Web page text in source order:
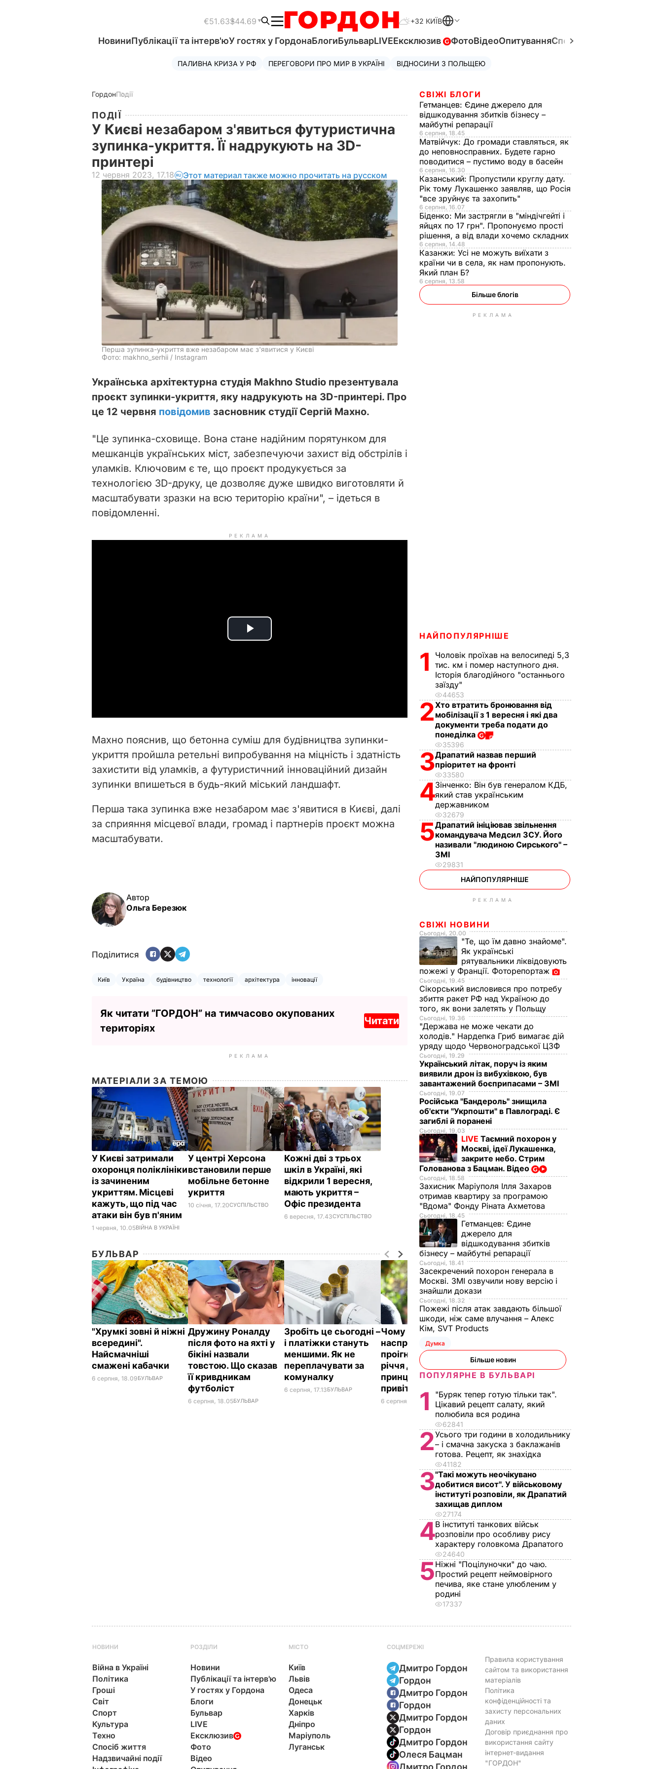
€51.63$44.69 +32 КИЇВ
НовиниПублікації та інтерв'юУ гостях у ГордонаБлогиБульварLIVEЕксклюзив ФотоВідеоОпитуванняСпецпроєкти
ПАЛИВНА КРИЗА У РФ ПЕРЕГОВОРИ ПРО МИР В УКРАЇНІ ВІДНОСИНИ З ПОЛЬЩЕЮ
ГордонПодії
ПОДІЇ
У Києві незабаром з'явиться футуристична
зупинка-укриття. Її надрукують на 3D-
принтері
12 червня 2023, 17.18 Этот материал также можно прочитать на русском
Перша зупинка-укриття вже незабаром має з'явитися у Києві
Фото: makhno_serhii / Instagram
Українська архітектурна студія Makhno Studio презентувала
проєкт зупинки-укриття, яку надрукують на 3D-принтері. Про
це 12 червня повідомив засновник студії Сергій Махно.
"Це зупинка-сховище. Вона стане надійним порятунком для
мешканців українських міст, забезпечуючи захист від обстрілів і
уламків. Ключовим є те, що проєкт продукується за
технологією 3D-друку, це дозволяє дуже швидко виготовляти й
масштабувати зразки на всю територію країни", – ідеться в
повідомленні.
РЕКЛАМА
P
i
d
o
Махно пояснив, що бетонна суміш для будівництва зупинки-
укриття пройшла ретельні випробування на міцність і здатність
захистити від уламків, а футуристичний інноваційний дизайн
зупинки впишеться в будь-який міський ландшафт.
Перша така зупинка вже незабаром має з'явитися в Києві, далі
за сприяння місцевої влади, громад і партнерів проєкт можна
масштабувати.
Автор
Ольга Березюк
Поділитися
Київ Україна будівництво технології архітектура інновації
Як читати ”ГОРДОН” на тимчасово окупованих
територіях
Читати
РЕКЛАМА
МАТЕРІАЛИ ЗА ТЕМОЮ
У Києві затримали
охоронця поліклініки
із зачиненим
укриттям. Місцеві
кажуть, що під час
атаки він був п'яним
1 червня, 10.05ВІЙНА В УКРАЇНІ
У центрі Херсона
встановили перше
мобільне бетонне
укриття
10 січня, 17.20СУСПІЛЬСТВО
Кожні дві з трьох
шкіл в Україні, які
відкрили 1 вересня,
мають укриття –
Офіс президента
6 вересня, 17.43СУСПІЛЬСТВО
БУЛЬВАР
"Хрумкі зовні й ніжні
всередині".
Найсмачніші
смажені кабачки
6 серпня, 18.09БУЛЬВАР
Дружину Роналду
після фото на яхті у
бікіні назвали
товстою. Що сказав
її кривдникам
футболіст
6 серпня, 18.05БУЛЬВАР
Зробіть це сьогодні –
і платіжки стануть
меншими. Як не
переплачувати за
комуналку
6 серпня, 17.13БУЛЬВАР
Чому Чарльз III
насправді
проігнорував 45-
річчя дружини
принца Гаррі і не
привітав невістку
6 серпня, 16.36 БУЛЬВАР
Куди поділася екс-
Мейхер та як вона
виглядає зараз?
6 серпня, 15.56БУЛЬВАР
СВІЖІ БЛОГИ
Гетманцев: Єдине джерело для
відшкодування збитків бізнесу –
майбутні репарації
6 серпня, 18.45
Матвійчук: До громади ставляться, як
до неповносправних. Будете гарно
поводитися – пустимо воду в басейн
6 серпня, 16.30
Казанський: Пропустили круглу дату.
Рік тому Лукашенко заявляв, що Росія
"все зруйнує та захопить"
6 серпня, 16.07
Біденко: Ми застрягли в "міндічгейті і
яйцях по 17 грн". Пропонуємо прості
рішення, а від влади хочемо складних
6 серпня, 14.48
Казанжи: Усі не можуть виїхати з
країни чи в села, як нам пропонують.
Який план Б?
6 серпня, 13.58
Більше блогів
РЕКЛАМА
НАЙПОПУЛЯРНІШЕ
1
Чоловік проїхав на велосипеді 5,3
тис. км і помер наступного дня.
Історія благодійного "останнього
заїзду"
44653
2Хто втратить бронювання від
мобілізації з 1 вересня і які два
документи треба подати до
понеділка
35396
3Драпатий назвав перший
пріоритет на фронті
33580
4Зінченко: Він був генералом КДБ,
який став українським
державником
32679
5Драпатий ініціював звільнення
командувача Медсил ЗСУ. Його
називали "людиною Сирського" –
ЗМІ
29831
НАЙПОПУЛЯРНІШЕ
РЕКЛАМА
СВІЖІ НОВИНИ
Сьогодні, 20.00
"Те, що їм давно знайоме".
Як українські
рятувальники ліквідовують
пожежі у Франції. Фоторепортаж
Сьогодні, 19.45
Сікорський висловився про потребу
збиття ракет РФ над Україною до
того, як вони залетять у Польщу
Сьогодні, 19.36
"Держава не може чекати до
холодів." Нардепка Гриб вимагає дій
уряду щодо Червоноградської ЦЗФ
Сьогодні, 19.29
Український літак, поруч із яким
виявили дрон із вибухівкою, був
завантажений боєприпасами – ЗМІ
Сьогодні, 19.07
Російська "Бандероль" знищила
об'єкти "Укрпошти" в Павлограді. Є
загиблі й поранені
Сьогодні, 19.03
LIVE Таємний похорон у
Москві, ідеї Лукашенка,
закрите небо. Стрим
Голованова з Бацман. Відео
Сьогодні, 18.58
Захисник Маріуполя Ілля Захаров
отримав квартиру за програмою
"Вдома" Фонду Ріната Ахметова
Сьогодні, 18.45
Гетманцев: Єдине
джерело для
відшкодування збитків
бізнесу – майбутні репарації
Сьогодні, 18.41
Засекречений похорон генерала в
Москві. ЗМІ озвучили нову версію і
знайшли докази
Сьогодні, 18.32
Пожежі після атак завдають більшої
шкоди, ніж саме влучання – Алекс
Кім, SVT Products
Думка
Більше новин
ПОПУЛЯРНЕ В БУЛЬВАРІ
1
"Буряк тепер готую тільки так".
Цікавий рецепт салату, який
полюбила вся родина
62841
2Усього три години в холодильнику
– і смачна закуска з баклажанів
готова. Рецепт, як знахідка
41182
3"Такі можуть неочікувано
добитися висот". У військовому
інституті розповіли, як Драпатий
захищав диплом
27174
4В інституті танкових військ
розповіли про особливу рису
характеру головкома Драпатого
24640
5Ніжні "Поцілуночки" до чаю.
Простий рецепт неймовірного
печива, яке стане улюбленим у
родині
17337
НОВИНИ
Війна в Україні
Політика
Гроші
Світ
Спорт
Культура
Техно
Спосіб життя
Надзвичайні події
РОЗДІЛИ
Новини
Публікації та інтерв'ю
У гостях у Гордона
Блоги
Бульвар
LIVE
Ексклюзив
Фото
Відео
МІСТО
Київ
Львів
Одеса
Донецьк
Харків
Дніпро
Маріуполь
Луганськ
СОЦМЕРЕЖІ
Дмитро Гордон
Гордон
Дмитро Гордон
Гордон
Дмитро Гордон
Гордон
Дмитро Гордон
Олеся Бацман
Дмитро Гордон
Правила користування
сайтом та використання
матеріалів
Політика
конфіденційності та
захисту персональних
даних
Договір приєднання про
використання сайту
інтернет-видання
"ГОРДОН"